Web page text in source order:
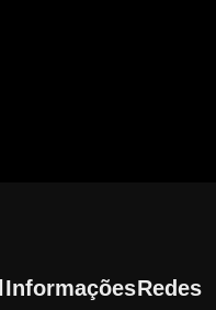
InformaçõesRedes